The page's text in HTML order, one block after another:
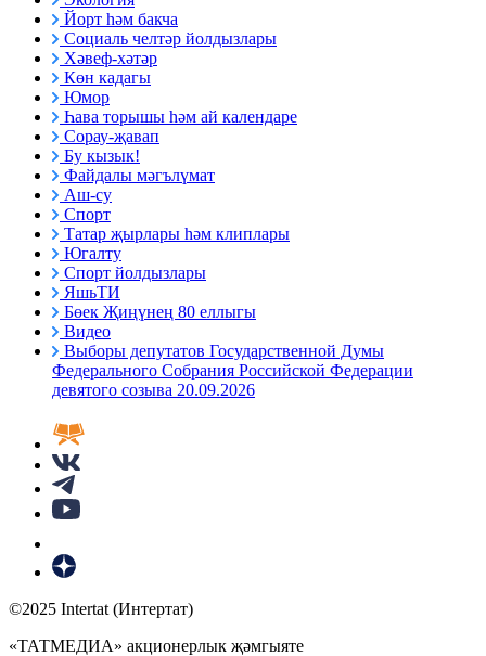
Йорт һәм бакча
Социаль челтәр йолдызлары
Хәвеф-хәтәр
Көн кадагы
Юмор
Һава торышы һәм ай календаре
Сорау-җавап
Бу кызык!
Файдалы мәгълүмат
Аш-су
Спорт
Татар җырлары һәм клиплары
Югалту
Спорт йолдызлары
ЯшьТИ
Бөек Җиңүнең 80 еллыгы
Видео
Выборы депутатов Государственной Думы
Федерального Собрания Российской Федерации
девятого созыва 20.09.2026
©2025 Intertat (Интертат)
«ТАТМЕДИА» акционерлык җәмгыяте